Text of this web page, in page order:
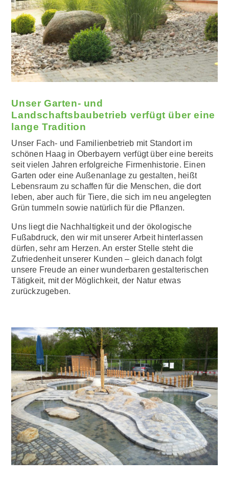
Unser Garten- und
Landschaftsbaubetrieb verfügt über eine
lange Tradition
Unser Fach- und Familienbetrieb mit Standort im
schönen Haag in Oberbayern verfügt über eine bereits
seit vielen Jahren erfolgreiche Firmenhistorie. Einen
Garten oder eine Außenanlage zu gestalten, heißt
Lebensraum zu schaffen für die Menschen, die dort
leben, aber auch für Tiere, die sich im neu angelegten
Grün tummeln sowie natürlich für die Pflanzen.
Uns liegt die Nachhaltigkeit und der ökologische
Fußabdruck, den wir mit unserer Arbeit hinterlassen
dürfen, sehr am Herzen. An erster Stelle steht die
Zufriedenheit unserer Kunden – gleich danach folgt
unsere Freude an einer wunderbaren gestalterischen
Tätigkeit, mit der Möglichkeit, der Natur etwas
zurückzugeben.